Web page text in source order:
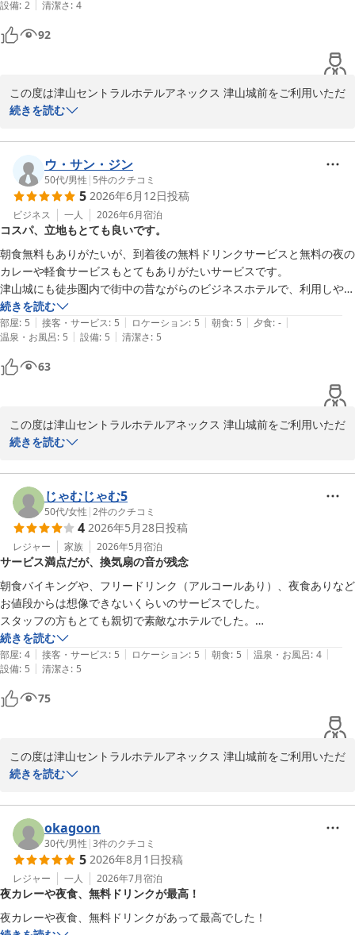
また津山へお越しの際は、ぜひご利用くださいませ。
カレー（※数量限定）、すき焼き丼・親子丼・牛丼・中華丼の4種
（※丼はお1人様1種類のみ）を
夜7時から9時までご提供しております。
16時から24時までご利用いただけます。
ミニラーメン、スープ各種、紅茶、コーヒーなどもご用意しており
ます。
どうぞご滞在中にご利用くださいませ。
さらに、客室にはスマートテレビを導入しており、
YouTubeなどのネット動画もお楽しみいただけます。
ぜひごゆっくりとお過ごしください。
津山セントラルホテルアネックス津山城前
フロント　平岡
【連泊限定】【駐車場無料】お得！客室清掃不要プラン★朝食無料
津山セントラルホテル アネックス 津山城前（ＢＢＨホテルグル
ープ）
2026-07-05
では満足ですが、その点で設備は星2にしました。
設備: 2 | 清潔さ: 4
92
この度は津山セントラルホテルアネックス 津山城前をご利用いただ
き、誠にありがとうございます。
9階のお部屋から津山城備中櫓や石垣のライトアップをご覧いただ
き、お楽しみいただけたとのこと、大変嬉しく拝読いたしました。
また、ドリンクサービスや夜の軽食サービス、朝食につきましても
ご満足いただけたとのお言葉を頂戴し、スタッフ一同大変励みにな
ります。
一方で、Wi-Fiにつきましてはご不便をおかけし誠に申し訳ござい
ませんでした。
快適にご利用いただける環境をご提供できず、残念なお気持ちにさ
せてしまいましたことをお詫び申し上げます。
いただきましたご意見を参考に、通信環境の確認および改善に努め
てまいります。
そのような中でも「全体では満足」とのお言葉をいただき、心より
今後もより快適にお過ごしいただけるホテルを目指してまいりま
す。
また津山へお越しの際は、ぜひご利用くださいませ。
※当館では、無料の軽食サービスを開始しました。
カレー（※数量限定）、すき焼き丼・親子丼・牛丼・中華丼の4種
（※丼はお1人様1種類のみ）を
夜7時から9時までご提供しております。
また、ドリンクサーバー（ソフトドリンクやアルコール割り対応）
は
16時から24時までご利用いただけます。
ミニラーメン、スープ各種、紅茶、コーヒーなどもご用意しており
ます。
どうぞご滞在中にご利用くださいませ。
YouTubeなどのネット動画もお楽しみいただけます。
ぜひごゆっくりとお過ごしください。
津山セントラルホテルアネックス津山城前
フロント　平岡
〜全国約160店舗展開中のBBHホテルグループ！〜
【駐車場無料】★高橋英樹＆真麻一押しプラン★朝食無料バイキン
グ＆ハッピーアワー大好評
続きを読む
ウ・サン・ジン
50代/男性 | 5件のクチコミ
5 2026年6月12日投稿
ビジネス 一人 2026年6月宿泊
コスパ、立地もとても良いです。
朝食無料もありがたいが、到着後の無料ドリンクサービスと無料の夜の
カレーや軽食サービスもとてもありがたいサービスです。
津山城にも徒歩圏内で街中の昔ながらのビジネスホテルで、利用しやす
いと感じました。駐車場も無料でした。
続きを読む
部屋: 5 | 接客・サービス: 5 | ロケーション: 5 | 朝食: 5 | 夕食: - |
温泉・お風呂: 5 | 設備: 5 | 清潔さ: 5
63
この度は津山セントラルホテルアネックス 津山城前をご利用いただ
き、誠にありがとうございます。
立地やコストパフォーマンスにつきましてご評価いただき、大変嬉
しく存じます。
また、朝食やドリンクサービス、夜の軽食サービスにつきましても
ご満足いただけたとのこと、スタッフ一同大変励みになります。
ご到着後のお時間を快適にお過ごしいただけたようで何よりでござ
います。
当館は津山城をはじめ、市内観光やビジネス利用にも便利な立地と
なっております。
駐車場につきましても便利にご利用いただけたとのことで安心いた
しました。
今後も気軽にご利用いただけるホテルとして、サービス向上に努め
※当館では、無料の軽食サービスを開始しました。
（※丼はお1人様1種類のみ）を
夜7時から9時までご提供しております。
また、ドリンクサーバー（ソフトドリンクやアルコール割り対応）
は
16時から24時までご利用いただけます。
ミニラーメン、スープ各種、紅茶、コーヒーなどもご用意しており
続きを読む
じゃむじゃむ5
50代/女性 |2件のクチコミ
4 2026年5月28日投稿
レジャー 家族 2026年5月宿泊
サービス満点だが、換気扇の音が残念
朝食バイキングや、フリードリンク（アルコールあり）、夜食ありなど
お値段からは想像できないくらいのサービスでした。
スタッフの方もとても親切で素敵なホテルでした。
部屋の天井にある送風口？換気扇？よく分かりませんが、ずっとカタカ
タ音がし続けていました。
まぁまぁ大きい音で、寝つきにくく、夜中に目が覚めてしまいました。
その点以外は満足でした。
続きを読む
部屋: 4 | 接客・サービス: 5 | ロケーション: 5 | 朝食: 5 | 温泉・お風呂: 4 |
設備: 5 | 清潔さ: 5
75
この度は津山セントラルホテルアネックス 津山城前をご利用いただ
き、誠にありがとうございます。
朝食やドリンクサービス、夜の軽食サービスにつきましてご満足い
ただけたとのお言葉を頂戴し、大変嬉しく存じます。
また、スタッフの対応につきましても温かいお言葉をいただき、ス
タッフ一同大変励みになります。
一方で、客室内の換気設備につきまして、ご不快な思いをおかけし
誠に申し訳ございませんでした。
音により十分にお休みいただけなかったとのこと、重ねてお詫び申
続きを読む
okagoon
30代/男性 |3件のクチコミ
5 2026年8月1日投稿
レジャー 一人 2026年7月宿泊
夜カレーや夜食、無料ドリンクが最高！
夜カレーや夜食、無料ドリンクがあって最高でした！